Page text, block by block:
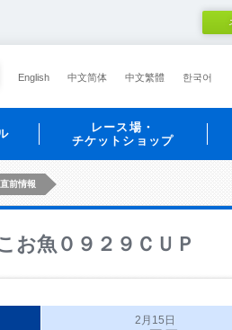
English 中文简体 中文繁體 한국어
レース場・
チケットショップ
直前情報
お魚０９２９ＣＵＰ
2月15日